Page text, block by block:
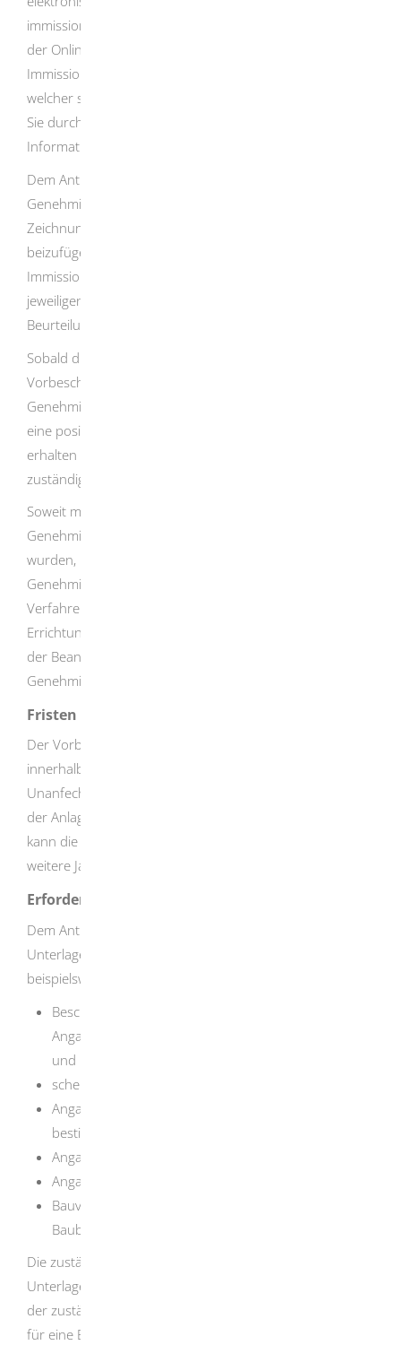
immissionsschutzrechtlichen Genehmigung steht Ihnen
der Onlineantrag "Genehmigung nach dem Bundes-
Immissionsschutzgesetz beantragen" zur Verfügung,
welcher sich den von Ihnen gemachten Angaben anpasst,
Sie durch den Antragsprozess leitet und gezielt fachliche
Informationen bereitstellt.
Dem Antrag sind die zur Prüfung der
Genehmigungsvoraussetzungen erforderlichen
Zeichnungen, Erläuterungen und sonstigen Unterlagen
beizufügen
Immissionsschutzbehörde beziehungsweise den
jeweiligen Fachbehörden weitere Unterlagen für eine
Beurteilung erforderlich sind, sind diese nachzureichen.
Sobald die zuständige Behörde die Prüfung der von dem
Vorbescheid betroffenen
Genehmigungsvoraussetzungen abgeschlossen hat und
eine positive vorläufige Gesamtbeurteilung erfüllt ist,
erhalten Sie einen entsprechenden Bescheid von der
zuständigen Behörde.
Soweit mit dem Vorbescheid einzelne
Genehmigungsvoraussetzungen abschließend beurteilt
wurden, ist die Genehmigungsbehörde im späteren
Genehmigungsverfahren daran gebunden (gestuftes
Verfahren).
Errichtung noch den Betrieb der Anlage. Dies ist erst mit
der Beantragung und Erteilung der abschließenden
Genehmigung möglich.
Fristen
Der Vorbescheid wird unwirksam, wenn Sie nicht
innerhalb von zwei Jahren nach Eintritt der
Unanfechtbarkeit des Vorbescheids die Genehmigung
der Anlage beantragen. In begründeten Ausnahmefällen
kann die Geltungsdauer des Vorbescheids um bis zu zwei
weitere Jahre verlängert werden.
Erforderliche Unterlagen
Dem Antrag sind die für eine Beurteilung erforderlichen
Unterlagen beizufügen. Hierbei handelt es sich
beispielsweise um
Beschreibungen des Vorhabens, einschließlich
Angaben zu Anlagenteilen, Verfahrensschritten, Stoff-
und Produktdaten,
schematische Darstellungen und Fließbilder,
Angaben zu möglichen Störungen des
bestimmungsgemäßen Betriebs,
Angaben zu Emissionen und Immissionen,
Angaben zu Abfällen und Abwässern,
Bauvorlagen: Lageplan, Bauzeichnungen,
Baubeschreibung,
Die zuständige Stelle kann im Bedarfsfall weitere
Unterlagen verlangen. Stimmen Sie sich im Vorfeld mit
der zuständigen Immissionsschutzbehörde bezüglich der
für eine Beurteilung erforderlichen Unterlagen ab.